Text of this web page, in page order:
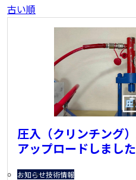
古い順
圧入（クリンチング
アップロードしました
お知らせ技術情報